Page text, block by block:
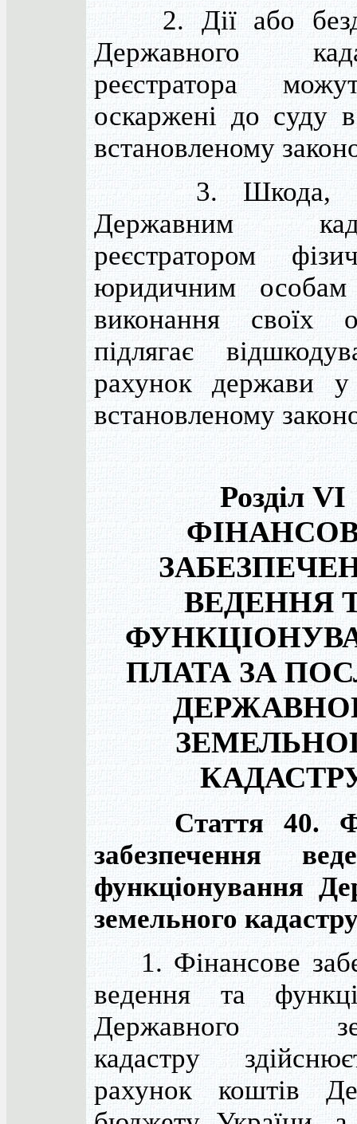
2. Дії або
Державного
реєстратора
оскаржені до суду
встановленому
3. Шкода,
Державним
реєстратором
юридичним
виконання своїх
підлягає
рахунок держави у
встановленому
Розділ VI
ВЕДЕННЯ
ПЛАТА ЗА
Стаття 40.
забезпечення
функціонування
земельного
1. Фінансове
ведення та
Державного
кадастру
рахунок коштів